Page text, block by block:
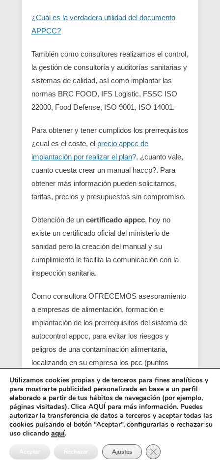
¿Cuál es la verdadera utilidad del documento
APPCC?
También como consultores realizamos el control,
la gestión de consultoría y auditorías sanitarias y
sistemas de calidad, así como implantar las
normas BRC FOOD, IFS Logistic, FSSC ISO
22000, Food Defense, ISO 9001, ISO 14001.
Para obtener y tener cumplidos los prerrequisitos
¿cual es el coste, el precio appcc de
implantación por realizar el plan?, ¿cuanto vale,
cuanto cuesta crear un manual haccp?. Para
obtener más información pueden solicitarnos,
tarifas, precios y presupuestos sin compromiso.
Obtención de un certificado appcc, hoy no
existe un certificado oficial del ministerio de
sanidad pero la creación del manual y su
cumplimiento le facilita la comunicación con la
inspección sanitaria.
Como consultora OFRECEMOS asesoramiento
a empresas de alimentación, formación e
implantación de los prerrequisitos del sistema de
autocontrol appcc, para evitar los riesgos y
peligros de una contaminación alimentaria,
localizando en su empresa los pcc (puntos
críticos) y obtener un servicio con una correcta
seguridad alimentaria.
Entre los requisitos está el control y el análisis de
cada punto crítico, junto con el registro sanitario,
es básico para que empiezen las empresas
alimentarias (ejemplo una empresa de catering),
Utilizamos cookies propias y de terceros para fines analíticos y
para mostrarte publicidad personalizada en base a un perfil
elaborado a partir de tus hábitos de navegación (por ejemplo,
páginas visitadas). Clica AQUÍ para más información. Puedes
autorizar la transferencia de datos a terceros y aceptar todas las
cookies pulsando el botón “Aceptar”, configurarlas o rechazar su
uso clicando aquí.
Aceptar Rechazar Ajustes Cerrar el banner de